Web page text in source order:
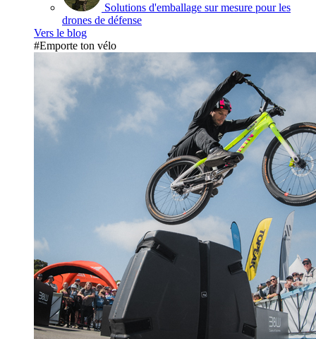
Solutions d'emballage sur mesure pour les
drones de défense
Vers le blog
#Emporte ton vélo